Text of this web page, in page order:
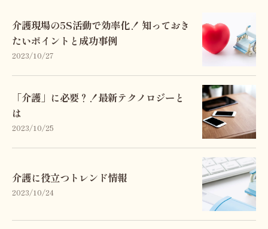
介護現場の5S活動で効率化！ 知っておき
たいポイントと成功事例
2023/10/27
「介護」に必要？！最新テクノロジーと
は
2023/10/25
介護に役立つトレンド情報
2023/10/24